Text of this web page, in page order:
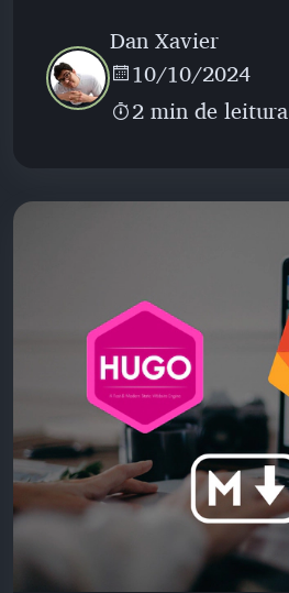
Dan Xavier
10/10/2024
2 min de leitura